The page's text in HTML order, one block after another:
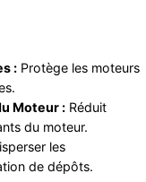
: Protège les moteurs
Moteur : Réduit
du moteur.
les
de dépôts.